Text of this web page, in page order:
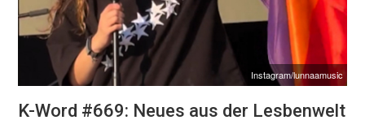
Instagram/lunnaamusic
K-Word #669: Neues aus der Lesbenwelt